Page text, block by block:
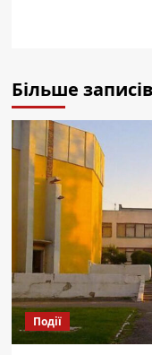
Більше записів
Події